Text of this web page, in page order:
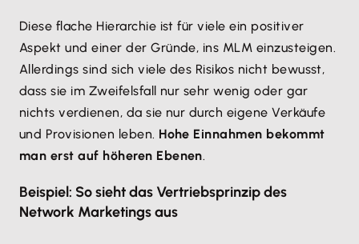
Diese flache Hierarchie ist für viele ein positiver
Aspekt und einer der Gründe, ins MLM einzusteigen.
Allerdings sind sich viele des Risikos nicht bewusst,
dass sie im Zweifelsfall nur sehr wenig oder gar
nichts verdienen, da sie nur durch eigene Verkäufe
und Provisionen leben. Hohe Einnahmen bekommt
man erst auf höheren Ebenen.
Beispiel: So sieht das Vertriebsprinzip des
Network Marketings aus